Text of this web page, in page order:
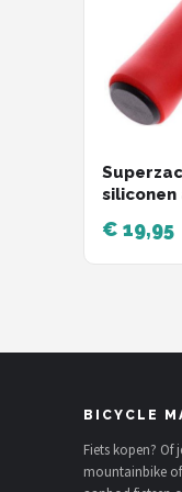
Shimano
Cortina
Alle merken →
[rood]
€ 19,95
BICYCLE
Fiets kopen? Of
mountainbike